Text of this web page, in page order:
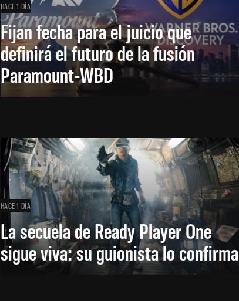
HACE 1 DÍA
Fijan fecha para el juicio que
definirá el futuro de la fusión
Paramount-WBD
HACE 1 DÍA
La secuela de Ready Player One
sigue viva: su guionista lo confirma